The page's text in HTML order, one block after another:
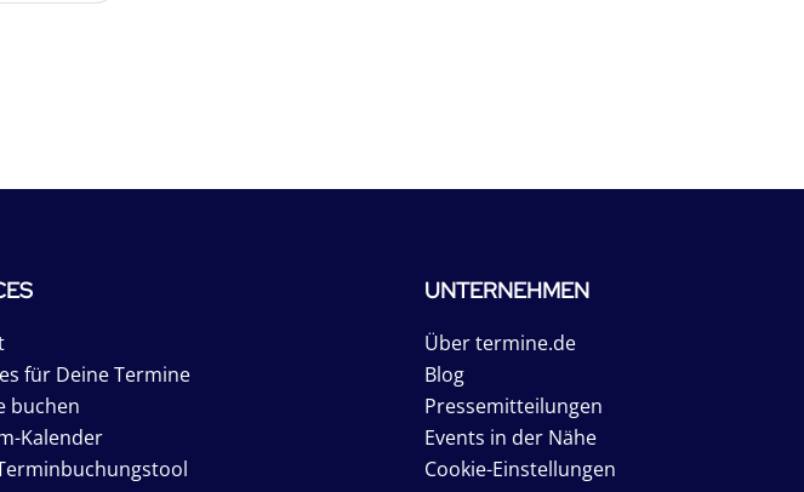
für Deine Termine
buchen
Kalender
UNTERNEHMEN
Über termine.de
Blog
Pressemitteilungen
Events in der Nähe
Cookie-Einstellungen